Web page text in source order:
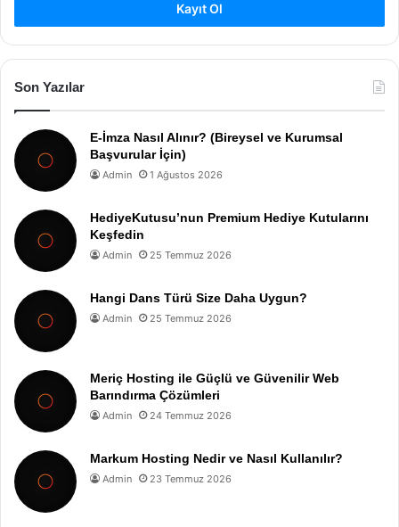
Kayıt Ol
Son Yazılar
E-İmza Nasıl Alınır? (Bireysel ve Kurumsal
Başvurular İçin)
Admin 1 Ağustos 2026
HediyeKutusu’nun Premium Hediye Kutularını
Keşfedin
Admin 25 Temmuz 2026
Hangi Dans Türü Size Daha Uygun?
Admin 25 Temmuz 2026
Meriç Hosting ile Güçlü ve Güvenilir Web
Barındırma Çözümleri
Admin 24 Temmuz 2026
Markum Hosting Nedir ve Nasıl Kullanılır?
Admin 23 Temmuz 2026